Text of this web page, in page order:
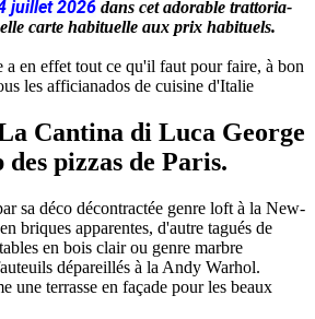
juillet 2026 dans cet adorable trattoria-
carte habituelle aux prix habituels.
a en effet tout ce qu'il faut pour faire, à bon
les afficianados de cuisine d'Italie
Cantina di Luca George
des pizzas de Paris.
sa déco décontractée genre loft à la New-
briques apparentes, d'autre tagués de
en bois clair ou genre marbre
dépareillés à la Andy Warhol.
une terrasse en façade pour les beaux